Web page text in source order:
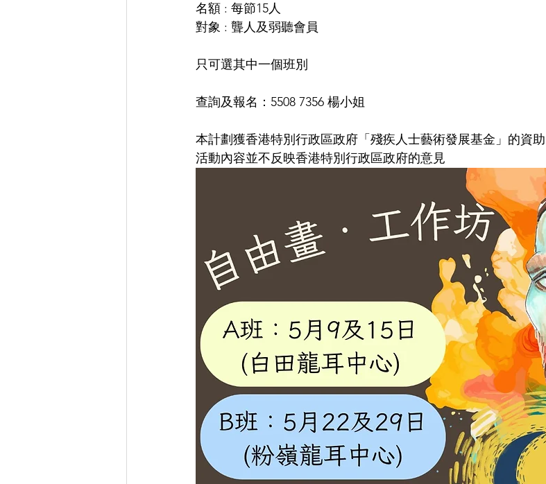
名額 : 每節15人
對象 : 聾人及弱聽會員
只可選其中一個班別
查詢及報名：5508 7356 楊小姐
本計劃獲香港特別行政區政府「殘疾人士藝術發展基金」的資助
活動內容並不反映香港特別行政區政府的意見